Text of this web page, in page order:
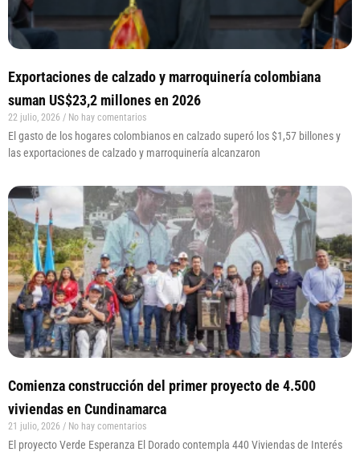
Exportaciones de calzado y marroquinería colombiana
suman US$23,2 millones en 2026
22 julio, 2026 No hay comentarios
El gasto de los hogares colombianos en calzado superó los $1,57 billones y
las exportaciones de calzado y marroquinería alcanzaron
Comienza construcción del primer proyecto de 4.500
viviendas en Cundinamarca
21 julio, 2026 No hay comentarios
El proyecto Verde Esperanza El Dorado contempla 440 Viviendas de Interés